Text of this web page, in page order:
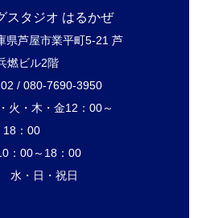
スタジオ はるかぜ
県芦屋市業平町5-21 芦
燃ビル2階
/ 080-7690-3950
・木・金12：00～
18：00
：00～18：00
水・日・祝日